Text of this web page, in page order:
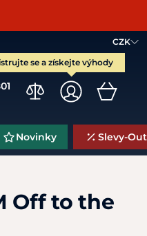
CZK
se a získejte výhody
Novinky Slevy-
Off to the